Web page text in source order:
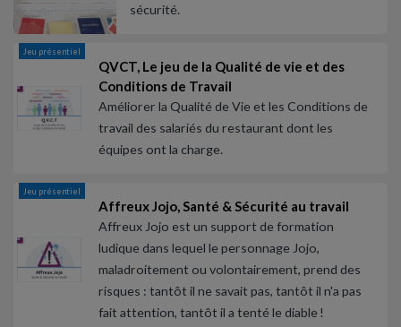
sécurité.
Jeu présentiel
QVCT, Le jeu de la Qualité de vie et des
Conditions de Travail
Améliorer la Qualité de Vie et les Conditions de
travail des salariés du restaurant dont les
équipes ont la charge.
Jeu présentiel
Affreux Jojo, Santé & Sécurité au travail
Affreux Jojo est un support de formation
ludique dans lequel le personnage Jojo,
maladroitement ou volontairement, prend des
risques : tantôt il ne savait pas, tantôt il n'a pas
fait attention, tantôt il a tenté le diable !